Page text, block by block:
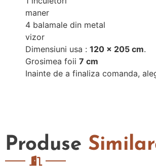
maner
4 balamale din metal
vizor
Dimensiuni usa : 120 x 205 cm.
Grosimea foii 7 cm
Inainte de a finaliza comanda,
Produse